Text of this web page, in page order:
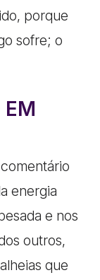
porque
sofre; o
EM
energia
e nos
outros,
que